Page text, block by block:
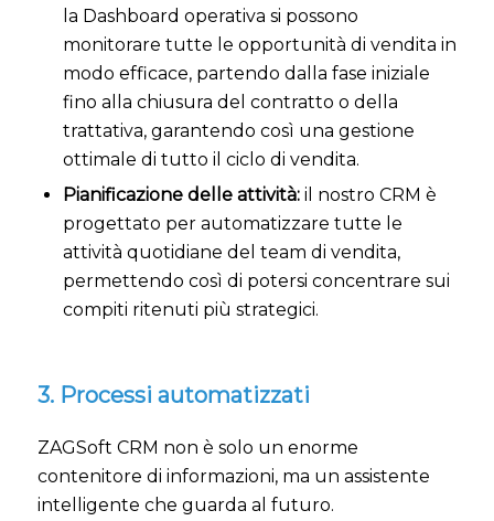
la Dashboard operativa si possono
monitorare tutte le opportunità di vendita in
modo efficace, partendo dalla fase iniziale
fino alla chiusura del contratto o della
trattativa, garantendo così una gestione
ottimale di tutto il ciclo di vendita.
Pianificazione delle attività:il nostro CRM è
progettato per automatizzare tutte le
attività quotidiane del team di vendita,
permettendo così di potersi concentrare sui
compiti ritenuti più strategici.
3. Processi automatizzati
ZAGSoft CRM non è solo un enorme
contenitore di informazioni, ma un assistente
intelligente che guarda al futuro.